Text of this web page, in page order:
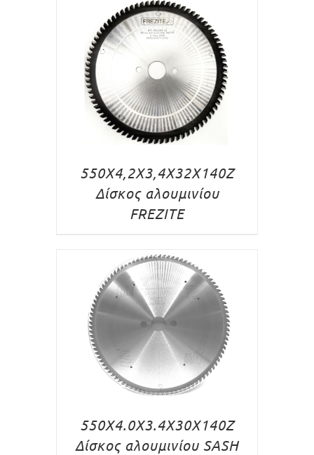
550X4,2X3,4X32X140Z
Δίσκος αλουμινίου
FREZITE
550Χ4.0Χ3.4Χ30Χ140Ζ
Δίσκος αλουμινίου SASH